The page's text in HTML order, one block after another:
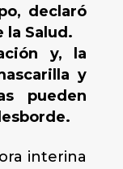
declaró
la Salud.
y, la
y
pueden
interina